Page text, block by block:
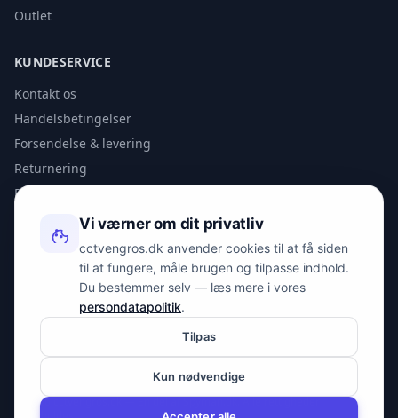
Outlet
KUNDESERVICE
Kontakt os
Handelsbetingelser
Forsendelse & levering
Returnering
Privatlivspolitik
KONTAKT
info@spyman.dk
Peter Bangs Vej 153, 2000 Frederiksberg
© 2026 cctvengros.dk — En del af Spyman.dk. Alle rettigheder
Vi værner om dit privatliv
cctvengros.dk anvender cookies til at få siden
til at fungere, måle brugen og tilpasse indhold.
Du bestemmer selv — læs mere i vores
persondatapolitik.
Tilpas
Kun nødvendige